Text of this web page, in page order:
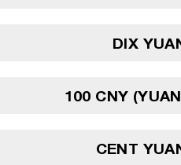
DIX
100 CNY
CENT